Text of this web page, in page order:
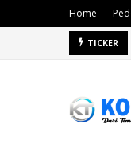
Home
TICKER